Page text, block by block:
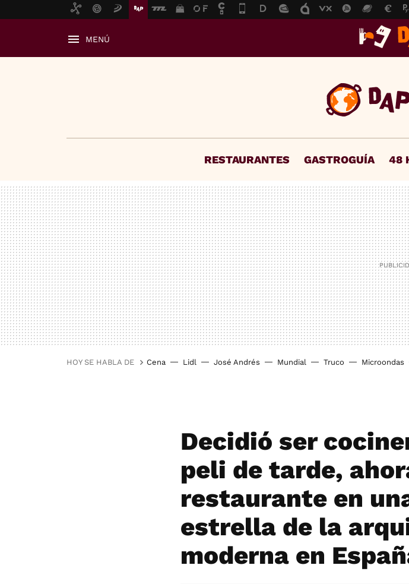
MENÚ
RESTAURANTES GASTROGUÍA 48
HOY SE HABLA DE Cena Lidl José Andrés Mundial Truco Microondas
Decidió ser
peli de tarde,
restaurante en
estrella de la
moderna en